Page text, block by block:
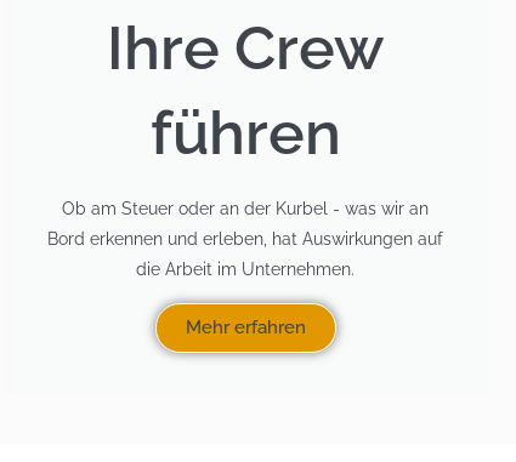
Ihre Crew
führen
Ob am Steuer oder an der Kurbel - was wir an
Bord erkennen und erleben, hat Auswirkungen auf
die Arbeit im Unternehmen.
Mehr erfahren